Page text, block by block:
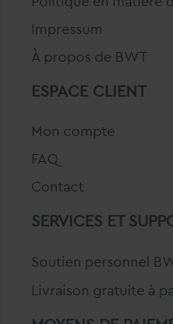
Impressum
À propos de BWT
ESPACE CLIENT
Mon compte
FAQ
Contact
SERVICES ET
Soutien personnel
Livraison gratuite à